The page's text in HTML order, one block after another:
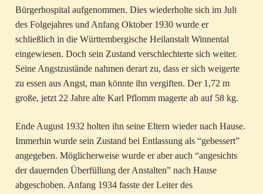
Bürgerhospital aufgenommen. Dies wiederholte sich im Juli
des Folgejahres und Anfang Oktober 1930 wurde er
schließlich in die Württembergische Heilanstalt Winnental
eingewiesen. Doch sein Zustand verschlechterte sich weiter.
Seine Angstzustände nahmen derart zu, dass er sich weigerte
zu essen aus Angst, man könnte ihn vergiften. Der 1,72 m
große, jetzt 22 Jahre alte Karl Pflomm magerte ab auf 58 kg.
Ende August 1932 holten ihn seine Eltern wieder nach Hause.
Immerhin wurde sein Zustand bei Entlassung als “gebessert”
angegeben. Möglicherweise wurde er aber auch “angesichts
der dauernden Überfüllung der Anstalten” nach Hause
abgeschoben. Anfang 1934 fasste der Leiter des